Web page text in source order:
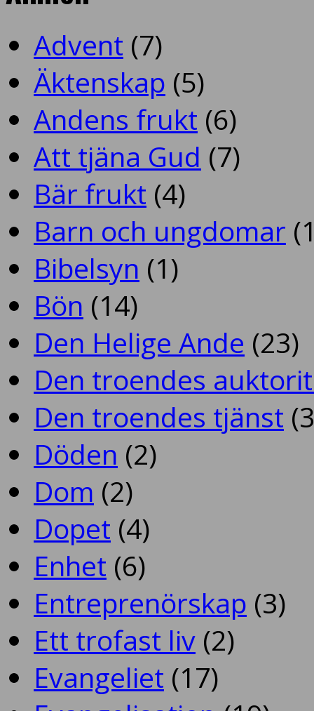
Advent (7)
Äktenskap (5)
Andens frukt (6)
Att tjäna Gud (7)
Bär frukt (4)
Barn och ungdomar
Bibelsyn (1)
Bön (14)
Den Helige Ande (23)
Den troendes
Den troendes tjänst
Döden (2)
Dom (2)
Dopet (4)
Enhet (6)
Entreprenörskap (3)
Ett trofast liv (2)
Evangeliet (17)